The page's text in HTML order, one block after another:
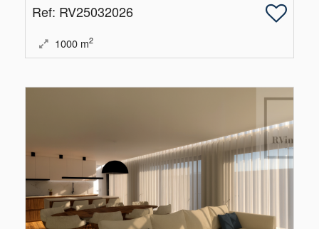
Ref: RV25032026
1000 m2